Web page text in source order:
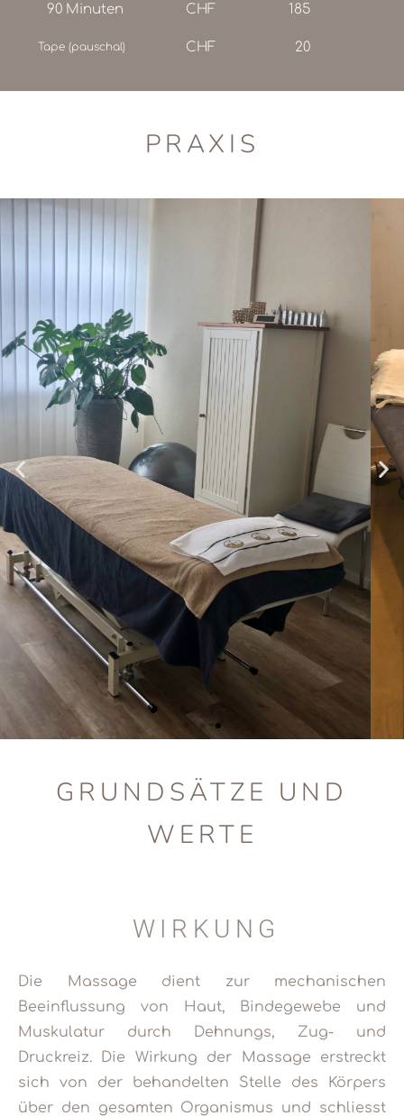
90 Minuten CHF 185
Tape (pauschal) CHF 20
PRAXIS
GRUNDSÄTZE UND
WERTE
WIRKUNG
Die Massage dient zur mechanischen
Beeinflussung von Haut, Bindegewebe und
Muskulatur durch Dehnungs, Zug- und
Druckreiz. Die Wirkung der Massage erstreckt
sich von der behandelten Stelle des Körpers
über den gesamten Organismus und schliesst